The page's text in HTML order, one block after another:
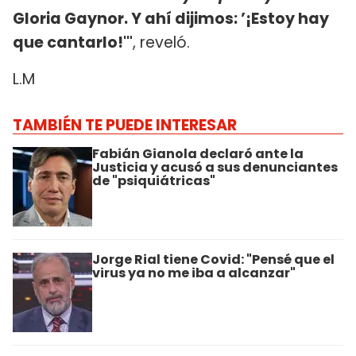
Gloria Gaynor. Y ahí dijimos: ’¡Estoy hay
que cantarlo!'", reveló.
L.M
TAMBIÉN TE PUEDE INTERESAR
Fabián Gianola declaró ante la
Justicia y acusó a sus denunciantes
de "psiquiátricas"
Jorge Rial tiene Covid: "Pensé que el
virus ya no me iba a alcanzar"